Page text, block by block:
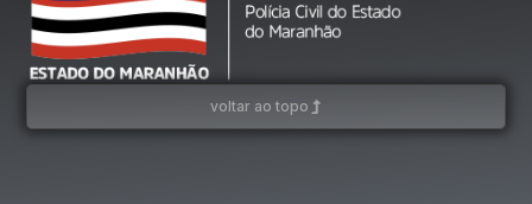
voltar ao topo